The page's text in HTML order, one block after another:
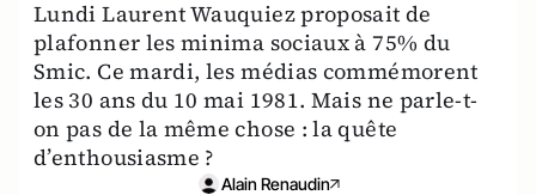
Lundi Laurent Wauquiez proposait de
plafonner les minima sociaux à 75% du
Smic. Ce mardi, les médias commémorent
les 30 ans du 10 mai 1981. Mais ne parle-t-
on pas de la même chose : la quête
d’enthousiasme ?
Alain Renaudin